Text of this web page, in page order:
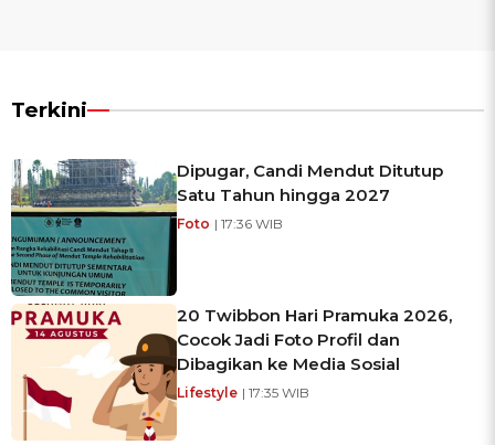
Terkini
Dipugar, Candi Mendut Ditutup
Satu Tahun hingga 2027
Foto | 17:36 WIB
20 Twibbon Hari Pramuka 2026,
Cocok Jadi Foto Profil dan
Dibagikan ke Media Sosial
Lifestyle | 17:35 WIB